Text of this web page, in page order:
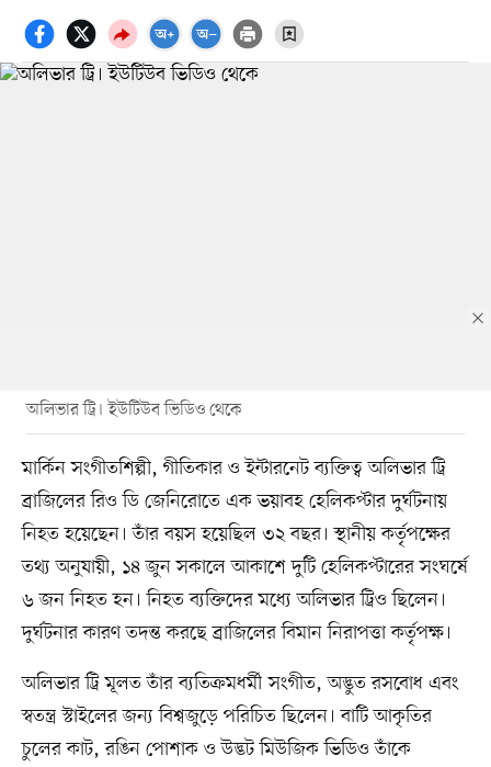
অলিভার ট্রি। ইউটিউব ভিডিও থেকে
মার্কিন সংগীতশিল্পী, গীতিকার ও ইন্টারনেট ব্যক্তিত্ব অলিভার ট্রি
ব্রাজিলের রিও ডি জেনিরোতে এক ভয়াবহ হেলিকপ্টার দুর্ঘটনায়
নিহত হয়েছেন। তাঁর বয়স হয়েছিল ৩২ বছর। স্থানীয় কর্তৃপক্ষের
তথ্য অনুযায়ী, ১৪ জুন সকালে আকাশে দুটি হেলিকপ্টারের সংঘর্ষে
৬ জন নিহত হন। নিহত ব্যক্তিদের মধ্যে অলিভার ট্রিও ছিলেন।
দুর্ঘটনার কারণ তদন্ত করছে ব্রাজিলের বিমান নিরাপত্তা কর্তৃপক্ষ।
অলিভার ট্রি মূলত তাঁর ব্যতিক্রমধর্মী সংগীত, অদ্ভুত রসবোধ এবং
স্বতন্ত্র স্টাইলের জন্য বিশ্বজুড়ে পরিচিত ছিলেন। বাটি আকৃতির
চুলের কাট, রঙিন পোশাক ও উদ্ভট মিউজিক ভিডিও তাঁকে